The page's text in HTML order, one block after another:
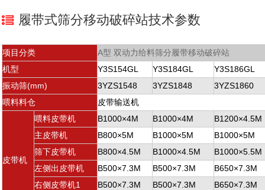
履带式筛分移动破碎站技术参数
项目分类
A型 双动力给料筛分履带移动破碎站
机型
Y3S154GL Y3S184GL
Y3S186GL
振动筛(mm)
3YZS1548 3YZS1848
3YZS1860
喂料料仓
皮带输送机
皮带机
喂料皮带机 B1000×4M B1000×4M
B1200×4.5M
主皮带机
B800×5M B1000×5M
B1000×5M
筛下皮带机
B800×4.5M B1000×4.5M
B1000×5.5M
左侧出皮带机
B500×7.3M B500×7.3M
B650×7.3M
右侧皮带机1
B500×7.3M B500×7.3M
B650×7.3M